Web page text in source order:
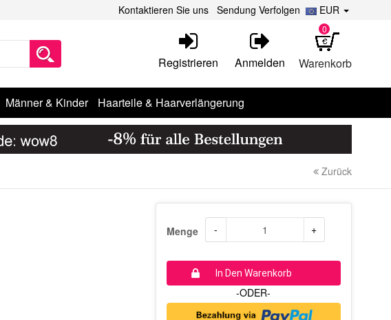
EUR
Kontaktieren Sie uns Sendung Verfolgen
Warenkorb
0
Registrieren Anmelden
Männer & Kinder Haarteile & Haarverlängerung
Zurück
Menge - +
In Den Warenkorb
-ODER-